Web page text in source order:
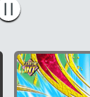
| |